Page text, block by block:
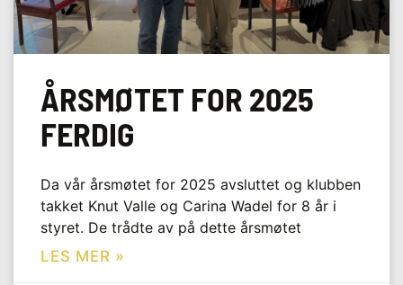
ÅRSMØTET FOR 2025
FERDIG
Da vår årsmøtet for 2025 avsluttet og klubben
takket Knut Valle og Carina Wadel for 8 år i
styret. De trådte av på dette årsmøtet
LES MER »